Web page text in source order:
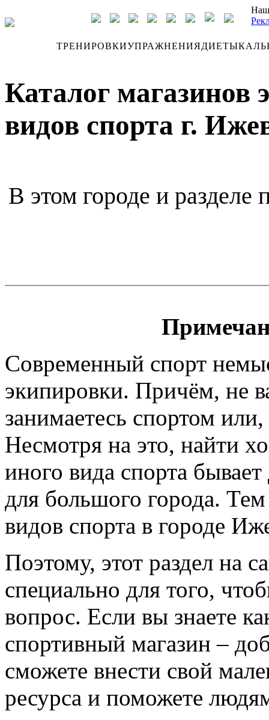
ТРЕНИРОВКИУПРАЖНЕНИЯДИЕТЫ
Каталог магазинов
видов спорта г.
В этом городе и разделе
Современный спорт
экипировки. Причём, не
занимаетесь спортом
Несмотря на это, найти
иного вида спорта
для большого города.
видов спорта в городе
Поэтому, этот раздел на
специально для того,
вопрос. Если вы знаете
спортивный магазин –
сможете внести свой
ресурса и поможете